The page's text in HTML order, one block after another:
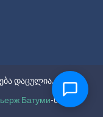
დაცულია.
Батуми-ს მიერ.